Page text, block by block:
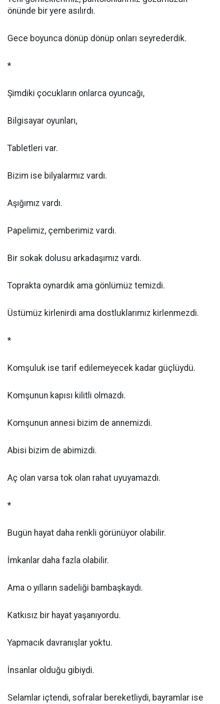
önünde bir yere asılırdı.
Gece boyunca dönüp dönüp onları seyrederdik.
*
Şimdiki çocukların onlarca oyuncağı,
Bilgisayar oyunları,
Tabletleri var.
Bizim ise bilyalarmız vardı.
Aşığımız vardı.
Papelimiz, çemberimiz vardı.
Bir sokak dolusu arkadaşımız vardı.
Toprakta oynardık ama gönlümüz temizdi.
Üstümüz kirlenirdi ama dostluklarımız kirlenmezdi.
*
Komşuluk ise tarif edilemeyecek kadar güçlüydü.
Komşunun kapısı kilitli olmazdı.
Komşunun annesi bizim de annemizdi.
Abisi bizim de abimizdi.
Aç olan varsa tok olan rahat uyuyamazdı.
*
Bugün hayat daha renkli görünüyor olabilir.
İmkanlar daha fazla olabilir.
Ama o yılların sadeliği bambaşkaydı.
Katkısız bir hayat yaşanıyordu.
Yapmacık davranışlar yoktu.
İnsanlar olduğu gibiydi.
Selamlar içtendi, sofralar bereketliydi, bayramlar ise